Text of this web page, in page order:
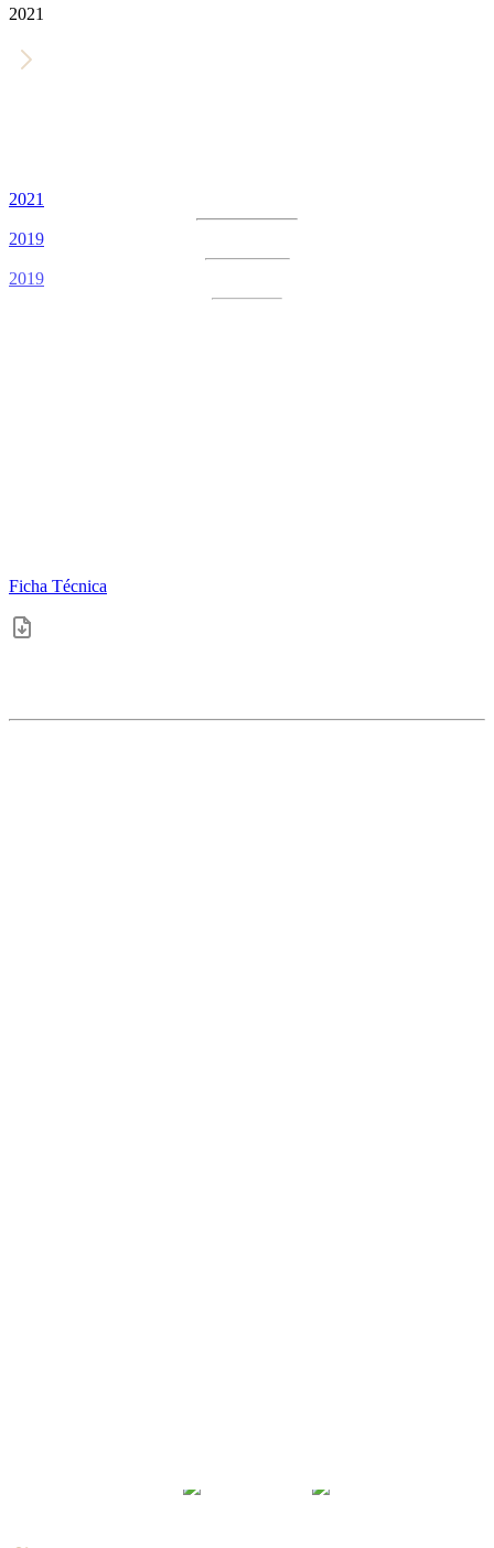
2021
2021
2019
2019
Ficha Técnica